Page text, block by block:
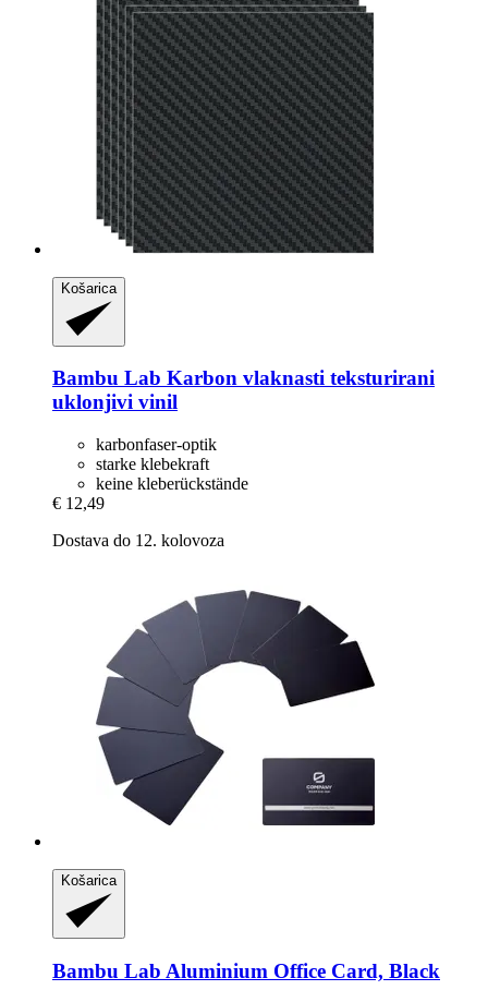
Košarica
Bambu Lab Karbon vlaknasti teksturirani
uklonjivi vinil
karbonfaser-optik
starke klebekraft
keine kleberückstände
€ 12,49
Dostava do 12. kolovoza
Košarica
Bambu Lab Aluminium Office Card, Black